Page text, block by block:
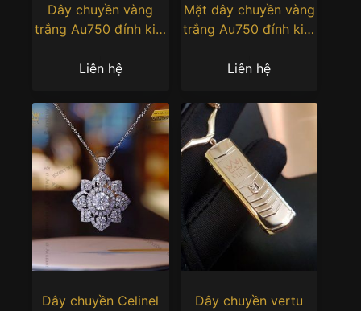
Dây chuyền vàng
trắng Au750 đính kim
vàng
Liên hệ
Mặt dây chuyền vàng
trắng Au750 đính kim
Liên hệ
Dây chuyền Celinel
Dây chuyền vertu